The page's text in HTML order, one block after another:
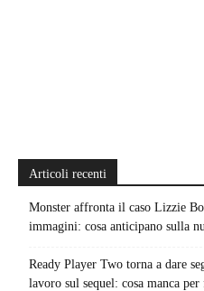
Articoli recenti
Monster affronta il caso Lizzie
immagini: cosa anticipano sulla
Ready Player Two torna a dare
lavoro sul sequel: cosa manca